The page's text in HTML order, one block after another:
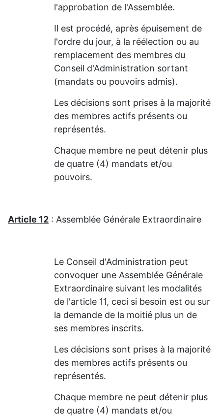
l'approbation de l'Assemblée.
Il est procédé, après épuisement de
l'ordre du jour, à la réélection ou au
remplacement des membres du
Conseil d'Administration sortant
(mandats ou pouvoirs admis).
Les décisions sont prises à la majorité
des membres actifs présents ou
représentés.
Chaque membre ne peut détenir plus
de quatre (4) mandats et/ou
pouvoirs.
Article 12 : Assemblée Générale Extraordinaire
Le Conseil d'Administration peut
convoquer une Assemblée Générale
Extraordinaire suivant les modalités
de l'article 11, ceci si besoin est ou sur
la demande de la moitié plus un de
ses membres inscrits.
Les décisions sont prises à la majorité
des membres actifs présents ou
représentés.
Chaque membre ne peut détenir plus
de quatre (4) mandats et/ou